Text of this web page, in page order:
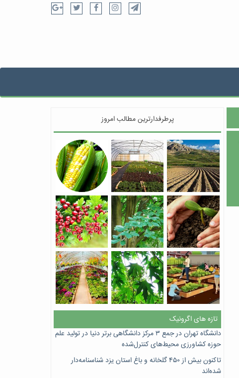
پرطرفدارترین مطالب امروز
تازه های اگرونیک
دانشگاه تهران در جمع ۳ مرکز دانشگاهی برتر دنیا در تولید علم
حوزه کشاورزی محیط‌های کنترل‌شده
تاکنون بیش از ۴۵۰ گلخانه و باغ استان یزد شناسنامه‌دار
شده‌اند